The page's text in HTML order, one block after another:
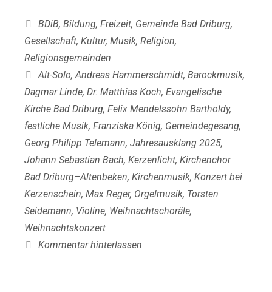
Kategorien
BDiB, Bildung, Freizeit, Gemeinde Bad Driburg,
Gesellschaft, Kultur, Musik, Religion,
Religionsgemeinden
Schlagwörter
Alt-Solo,Andreas Hammerschmidt, Barockmusik,
Dagmar Linde, Dr. Matthias Koch, Evangelische
Kirche Bad Driburg, Felix Mendelssohn Bartholdy,
festliche Musik, Franziska König, Gemeindegesang,
Georg Philipp Telemann, Jahresausklang 2025,
Johann Sebastian Bach, Kerzenlicht, Kirchenchor
Bad Driburg–Altenbeken, Kirchenmusik, Konzert bei
Kerzenschein, Max Reger, Orgelmusik, Torsten
Seidemann, Violine, Weihnachtschoräle,
Weihnachtskonzert
Kommentar hinterlassen